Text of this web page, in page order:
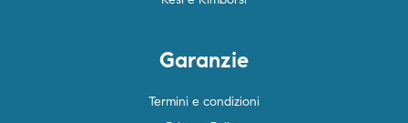
Garanzie
Termini e condizioni